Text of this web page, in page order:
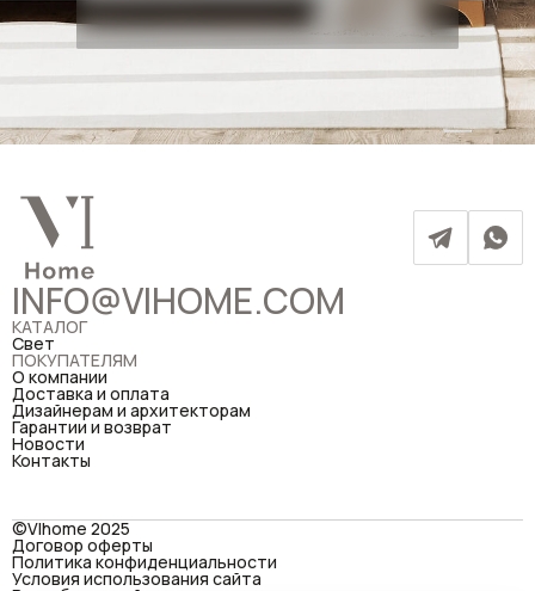
INFO@VIHOME.COM
КАТАЛОГ
Свет
ПОКУПАТЕЛЯМ
О компании
Доставка и оплата
Дизайнерам и архитекторам
Гарантии и возврат
Новости
Контакты
©VIhome 2025
Договор оферты
Политика конфиденциальности
Условия использования сайта